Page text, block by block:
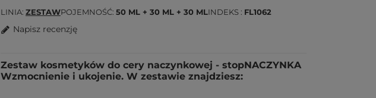
LINIA ZESTAWPOJEMNOŚĆ 50 ML + 30 ML + 30 MLINDEKS FL1062
Napisz recenzję
Zestaw kosmetyków do cery naczynkowej - stopNACZYNKA
Wzmocnienie i ukojenie. W zestawie znajdziesz: